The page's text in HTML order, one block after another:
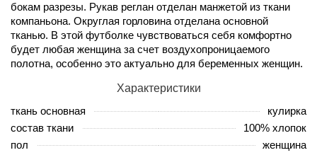
бокам разрезы. Рукав реглан отделан манжетой из ткани
компаньона. Округлая горловина отделана основной
тканью. В этой футболке чувствоваться себя комфортно
будет любая женщина за счет воздухопроницаемого
полотна, особенно это актуально для беременных женщин.
Характеристики
ткань основная
кулирка
состав ткани
100% хлопок
пол
женщина